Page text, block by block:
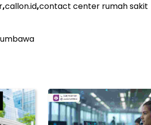
,callon.id,contact center rumah sakit